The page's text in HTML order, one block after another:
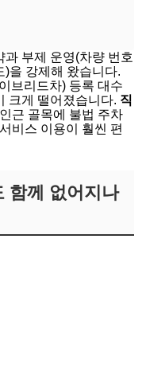
부제 운영(차량 번호
)을 강제해 왔습니다.
브리드차) 등록 대수
크게 떨어졌습니다. 직
근 골목에 불법 주차
비스 이용이 훨씬 편
함께 없어지나